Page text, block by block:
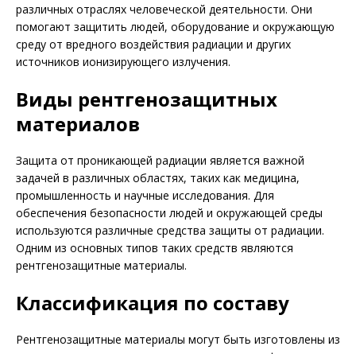
различных отраслях человеческой деятельности. Они
помогают защитить людей, оборудование и окружающую
среду от вредного воздействия радиации и других
источников ионизирующего излучения.
Виды рентгенозащитных
материалов
Защита от проникающей радиации является важной
задачей в различных областях, таких как медицина,
промышленность и научные исследования. Для
обеспечения безопасности людей и окружающей среды
используются различные средства защиты от радиации.
Одним из основных типов таких средств являются
рентгенозащитные материалы.
Классификация по составу
Рентгенозащитные материалы могут быть изготовлены из